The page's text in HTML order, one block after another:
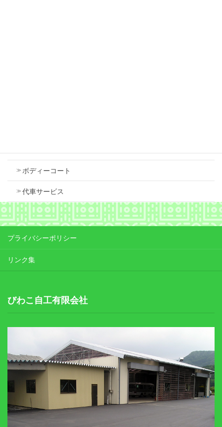
ボディーコート
代車サービス
プライバシーポリシー
リンク集
びわこ自工有限会社